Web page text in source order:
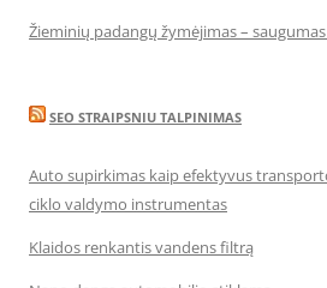
Žieminių padangų žymėjimas –
SEO STRAIPSNIU TALPINIMAS
Auto supirkimas kaip efektyvus
ciklo valdymo instrumentas
Klaidos renkantis vandens filtrą